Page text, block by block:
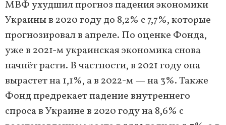
МВФ ухудшил прогноз падения экономики
Украины в 2020 году до 8,2% с 7,7%, которые
прогнозировал в апреле. По оценке Фонда,
уже в 2021-м украинская экономика снова
начнёт расти. В частности, в 2021 году она
вырастет на 1,1%, а в 2022-м — на 3%. Также
Фонд предрекает падение внутреннего
спроса в Украине в 2020 году на 8,6% с